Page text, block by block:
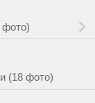
фото)
(18 фото)